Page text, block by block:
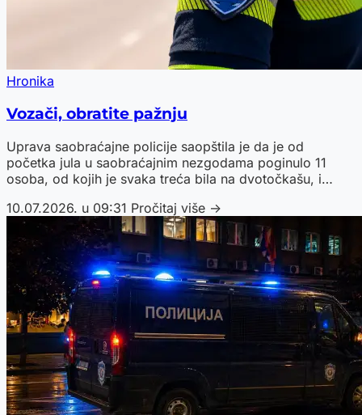
Hronika
Vozači, obratite pažnju
Uprava saobraćajne policije saopštila je da je od
početka jula u saobraćajnim nezgodama poginulo 11
osoba, od kojih je svaka treća bila na dvotočkašu, i
dodatno oprezni.
10.07.2026. u 09:31 Pročitaj više →